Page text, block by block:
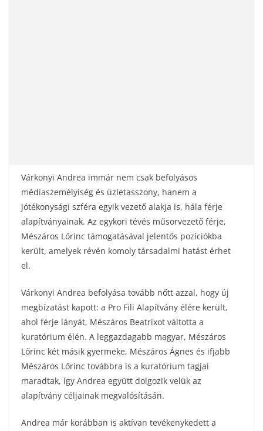
Várkonyi Andrea immár nem csak befolyásos
médiaszemélyiség és üzletasszony, hanem a
jótékonysági szféra egyik vezető alakja is, hála férje
alapítványainak. Az egykori tévés műsorvezető férje,
Mészáros Lőrinc támogatásával jelentős pozíciókba
került, amelyek révén komoly társadalmi hatást érhet
el.
Várkonyi Andrea befolyása tovább nőtt azzal, hogy új
megbízatást kapott: a Pro Fili Alapítvány élére került,
ahol férje lányát, Mészáros Beatrixot váltotta a
kuratórium élén. A leggazdagabb magyar, Mészáros
Lőrinc két másik gyermeke, Mészáros Ágnes és ifjabb
Mészáros Lőrinc továbbra is a kuratórium tagjai
maradtak, így Andrea együtt dolgozik velük az
alapítvány céljainak megvalósításán.
Andrea már korábban is aktívan tevékenykedett a